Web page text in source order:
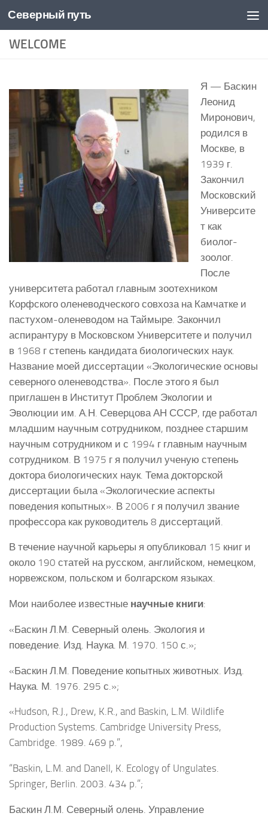
Skip to content
Северный путь
WELCOME
Я — Баскин
Леонид
Миронович,
родился в
Москве, в
1939 г.
Закончил
Московский
Университе
т как
биолог-
зоолог.
После
университета работал главным зоотехником
Корфского оленеводческого совхоза на Камчатке и
пастухом-оленеводом на Таймыре. Закончил
аспирантуру в Московском Университете и получил
в 1968 г степень кандидата биологических наук.
Название моей диссертации «Экологические основы
северного оленеводства». После этого я был
приглашен в Институт Проблем Экологии и
Эволюции им. А.Н. Северцова АН СССР, где работал
младшим научным сотрудником, позднее старшим
научным сотрудником и с 1994 г главным научным
сотрудником. В 1975 г я получил ученую степень
доктора биологических наук. Тема докторской
диссертации была «Экологические аспекты
поведения копытных». В 2006 г я получил звание
профессора как руководитель 8 диссертаций.
В течение научной карьеры я опубликовал 15 книг и
около 190 статей на русском, английском, немецком,
норвежском, польском и болгарском языках.
Мои наиболее известные научные книги:
«Баскин Л.М. Северный олень. Экология и
поведение. Изд. Наука. М. 1970. 150 с.»;
«Баскин Л.М. Поведение копытных животных. Изд.
Наука. М. 1976. 295 с.»;
«Hudson, R.J., Drew, K.R., and Baskin, L.M. Wildlife
Production Systems. Cambridge University Press,
Cambridge. 1989. 469 p.”,
“Baskin, L.M. and Danell, K. Ecology of Ungulates.
Springer, Berlin. 2003. 434 p.”;
Баскин Л.М. Северный олень. Управление